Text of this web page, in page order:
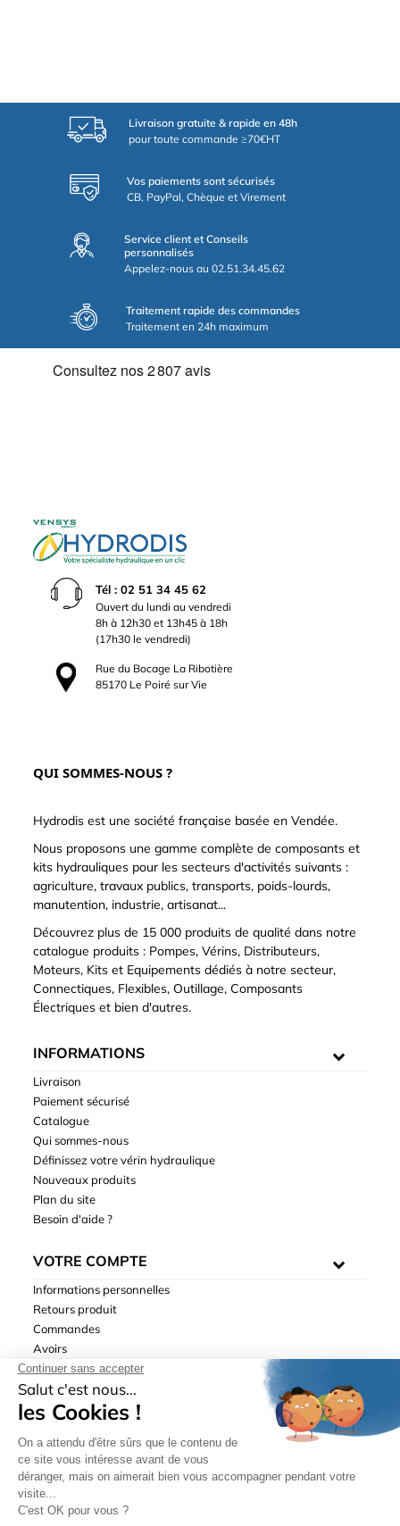
Livraison gratuite & rapide en 48h
pour toute commande ≥70€HT
Vos paiements sont sécurisés
CB, PayPal, Chèque et Virement
Service client et Conseils
personnalisés
Appelez-nous au 02.51.34.45.62
Traitement rapide des commandes
Traitement en 24h maximum
Tél : 02 51 34 45 62
Ouvert du lundi au vendredi
8h à 12h30 et 13h45 à 18h
(17h30 le vendredi)
Rue du Bocage La Ribotière
85170 Le Poiré sur Vie
QUI SOMMES-NOUS ?
Hydrodis est une société française basée en Vendée.
Nous proposons une gamme complète de composants et
kits hydrauliques pour les secteurs d'activités suivants :
agriculture, travaux publics, transports, poids-lourds,
manutention, industrie, artisanat...
Découvrez plus de 15 000 produits de qualité dans notre
catalogue produits : Pompes, Vérins, Distributeurs,
Moteurs, Kits et Equipements dédiés à notre secteur,
Connectiques, Flexibles, Outillage, Composants
Électriques et bien d'autres.
INFORMATIONS
Livraison
Paiement sécurisé
Catalogue
Qui sommes-nous
Définissez votre vérin hydraulique
Nouveaux produits
Plan du site
Besoin d'aide ?
VOTRE COMPTE
Informations personnelles
Retours produit
Commandes
Avoirs
Adresses
Bons de réduction